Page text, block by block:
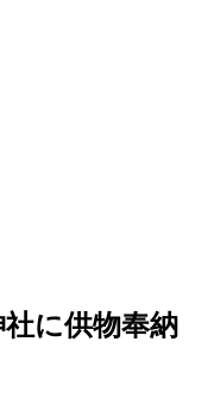
に供物奉納